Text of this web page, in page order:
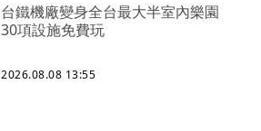
台鐵機廠變身全台最大半室內樂園
30項設施免費玩
2026.08.08 13:55